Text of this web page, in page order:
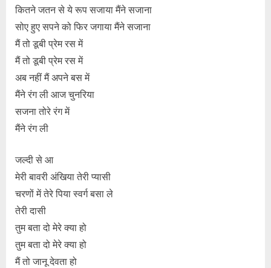
कितने जतन से ये रूप सजाया मैंने सजाना
सोए हुए सपने को फिर जगाया मैंने सजाना
मैं तो डूबी प्रेम रस में
मैं तो डूबी प्रेम रस में
अब नहीं मैं अपने बस में
मैंने रंग ली आज चुनरिया
सजना तोरे रंग में
मैंने रंग ली
जल्दी से आ
मेरी बावरी अंखिया तेरी प्यासी
चरणों में तेरे पिया स्वर्ग बसा ले
तेरी दासी
तुम बता दो मेरे क्या हो
तुम बता दो मेरे क्या हो
मैं तो जानू देवता हो